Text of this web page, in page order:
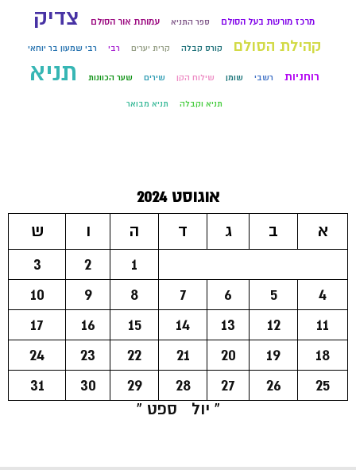
מרכז מורשת בעל הסולם ספר התניא עמותת אור הסולם צדיק
קהילת הסולם קורס קבלה קרית יערים רבי רבי שמעון בר יוחאי
רוחניות רשבי שומן שילוח הקן שירים שער הכוונות תניא
תניא וקבלה תניא מבואר
אוגוסט 2024
א
ב ג ד ה ו
ש
1
2
3
4
5
6
7
8
9
10
11
12
13
14
15
16
17
18
19
20
21
22
23
24
25
26
27
28
29
30
31
« יול
ספט »